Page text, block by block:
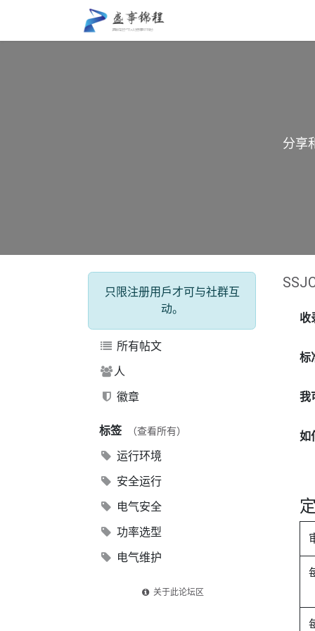
分享
只限注册用戶才可与社群互
动。
所有帖文
人
徽章
标签 （查看所有）
运行环境
安全运行
电气安全
功率选型
电气维护
关于此论坛区
收
标
我
如